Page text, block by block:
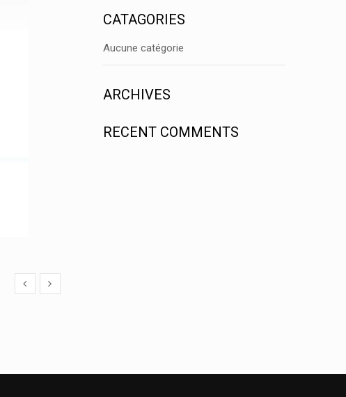
CATAGORIES
Aucune catégorie
ARCHIVES
RECENT COMMENTS